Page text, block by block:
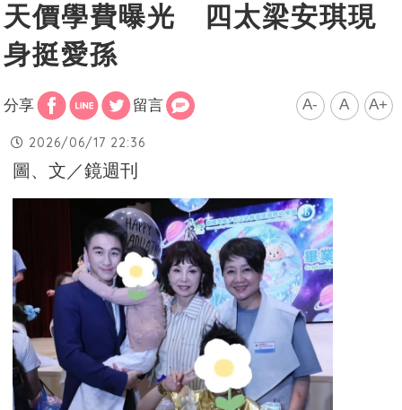
天價學費曝光 四太梁安琪現
身挺愛孫
分享 留言 A- A A+
2026/06/17 22:36
圖、文／鏡週刊